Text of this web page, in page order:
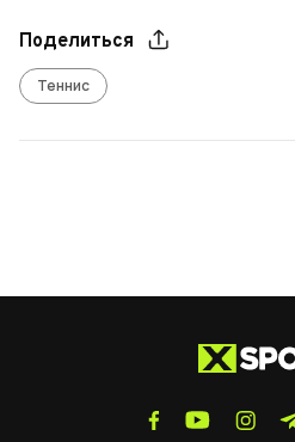
Поделиться
Теннис